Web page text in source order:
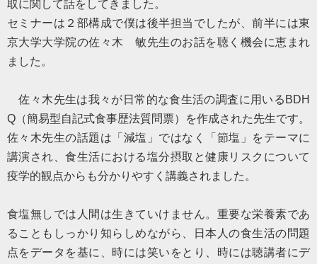
取に関して話をしてきました。
セミナーは２部構成で僕は後半担当でしたが、前半には東
京大学大学院の佐々木 敏先生のお話を聴く機会に恵まれ
ました。
佐々木先生は我々が日常的な食生活の調査に用いる BDH
Q （簡易型自記式食事歴法質問票）を作成された先生です。
佐々木先生の話題は「減塩」ではなく「節塩」をテーマに
講演され、食生活における塩分摂取と健康リスクについて
疫学的観点からも分かりやすく講義されました。
食塩無しでは人間は生きていけません。重要な栄養素であ
ることもしっかり知らしめながら、日本人の食生活の問題
点をデータを基に、時には笑いをとり、時には聴講者にデ